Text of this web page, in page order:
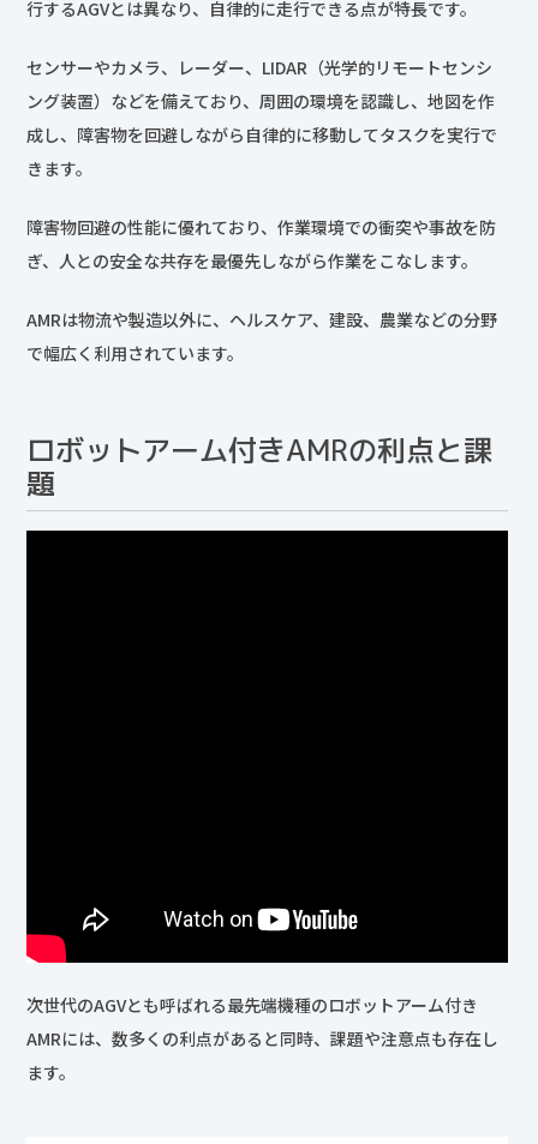
行するAGVとは異なり、自律的に走行できる点が特長です。
センサーやカメラ、レーダー、LIDAR（光学的リモートセンシ
ング装置）などを備えており、周囲の環境を認識し、地図を作
成し、障害物を回避しながら自律的に移動してタスクを実行で
きます。
障害物回避の性能に優れており、作業環境での衝突や事故を防
ぎ、人との安全な共存を最優先しながら作業をこなします。
AMRは物流や製造以外に、ヘルスケア、建設、農業などの分野
で幅広く利用されています。
ロボットアーム付きAMRの利点と課
題
次世代のAGVとも呼ばれる最先端機種のロボットアーム付き
AMRには、数多くの利点があると同時、課題や注意点も存在し
ます。